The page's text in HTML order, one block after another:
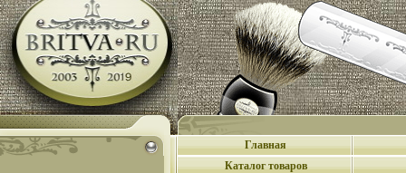
Главная
Каталог товаров